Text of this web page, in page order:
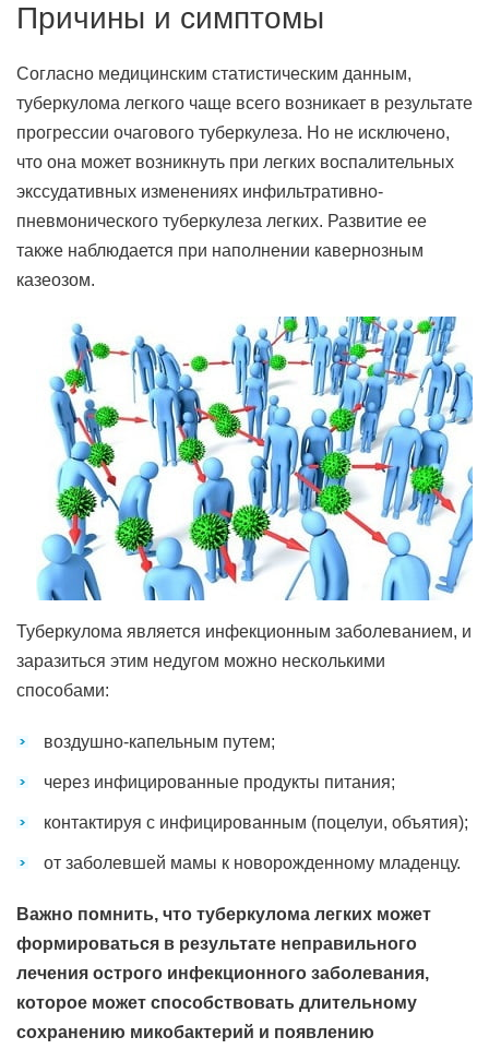
Причины и симптомы
Согласно медицинским статистическим данным,
туберкулома легкого чаще всего возникает в результате
прогрессии очагового туберкулеза. Но не исключено,
что она может возникнуть при легких воспалительных
экссудативных изменениях инфильтративно-
пневмонического туберкулеза легких. Развитие ее
также наблюдается при наполнении кавернозным
казеозом.
Туберкулома является инфекционным заболеванием, и
заразиться этим недугом можно несколькими
способами:
воздушно-капельным путем;
через инфицированные продукты питания;
контактируя с инфицированным (поцелуи, объятия);
от заболевшей мамы к новорожденному младенцу.
Важно помнить, что туберкулома легких может
формироваться в результате неправильного
лечения острого инфекционного заболевания,
которое может способствовать длительному
сохранению микобактерий и появлению